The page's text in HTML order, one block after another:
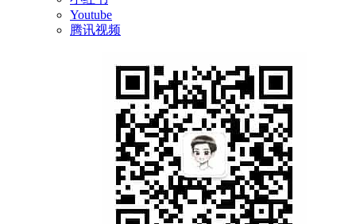
Youtube
腾讯视频